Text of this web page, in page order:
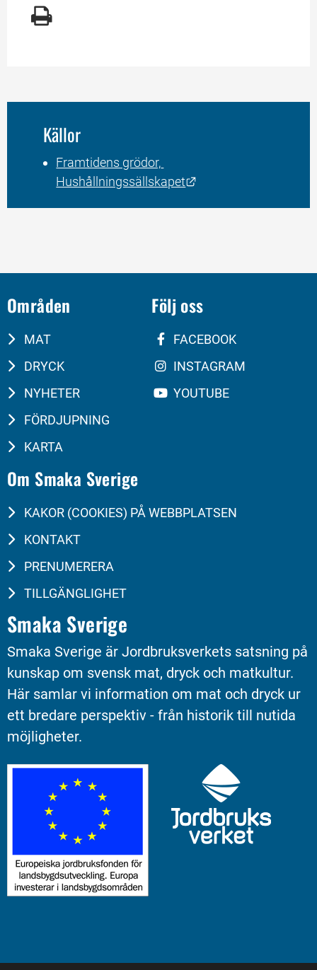
Källor
Framtidens grödor,
Hushållningssällskapet
Områden
MAT
DRYCK
NYHETER
FÖRDJUPNING
KARTA
Följ oss
FACEBOOK
INSTAGRAM
YOUTUBE
Om Smaka Sverige
KAKOR (COOKIES) PÅ WEBBPLATSEN
KONTAKT
PRENUMERERA
TILLGÄNGLIGHET
Smaka Sverige
Smaka Sverige är Jordbruksverkets satsning på
kunskap om svensk mat, dryck och matkultur.
Här samlar vi information om mat och dryck ur
ett bredare perspektiv - från historik till nutida
möjligheter.